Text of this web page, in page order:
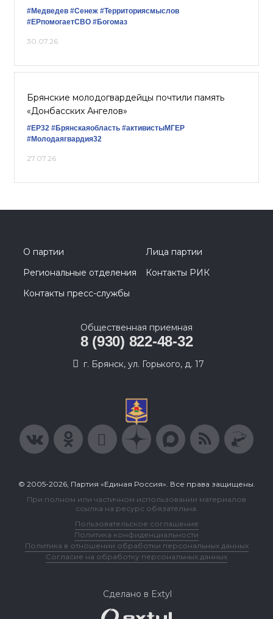
#Медведев #Сенеж #Территориясмыслов
#ЕРпомогаетСВО #Богомаз
30.07.26
Брянские молодогвардейцы почтили память
«Донбасских Ангелов»
#ЕР32 #Брянскаяобласть #активистыМГЕР
#Молодаягвардия32
27.07.26
О партии
Лица партии
Региональные отделения
Контакты РИК
Контакты пресс-службы
Общественная приемная
8 (930) 822-48-32
г. Брянск, ул. Горького, д. 17
© 2005-2026, Партия «Единая Россия». Все права защищены.
При полном или частичном использовании материалов
ссылка на ресурс обязательна.
Пользовательское соглашение
Политика конфиденциальности
Политика в отношении обработки персональных данных
Согласие на обработку персональных данных
Сделано в Extyl